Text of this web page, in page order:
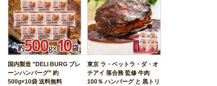
国内製造 ”DELI BURG プレ
ーンハンバーグ” 約
500g×10袋 送料無料
東京 ラ・ベットラ・ダ・オ
チアイ 落合務 監修 牛肉
100％ ハンバーグ と 黒トリ